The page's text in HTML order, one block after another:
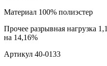
Материал 100% полиэстер
Прочее разрывная нагрузка
на 14,16%
Артикул 40-0133